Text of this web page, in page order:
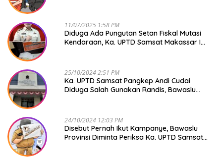
11/07/2025 1:58 PM
Diduga Ada Pungutan Setan Fiskal Mutasi
Kendaraan, Ka. UPTD Samsat Makassar I
25/10/2024 2:51 PM
Ka. UPTD Samsat Pangkep Andi Cudai
Diduga Salah Gunakan Randis, Bawaslu
24/10/2024 12:03 PM
Disebut Pernah Ikut Kampanye, Bawaslu
Provinsi Diminta Periksa Ka. UPTD Samsat